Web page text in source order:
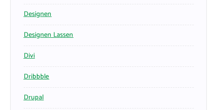
Designen
Designen Lassen
Divi
Dribbble
Drupal